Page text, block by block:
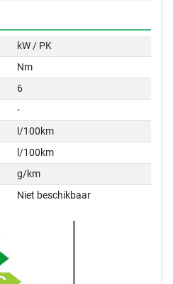
kW / PK
Nm
6
-
l/100km
l/100km
g/km
Niet beschikbaar